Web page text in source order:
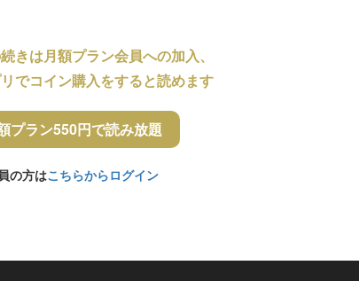
きは月額プラン会員への加入、
でコイン購入をすると読めます
プラン550円で読み放題
の方はこちらからログイン